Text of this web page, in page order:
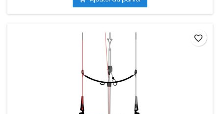
tous les kites PLKB Depower Foil et LEI (suite dessous...)
favorite_border